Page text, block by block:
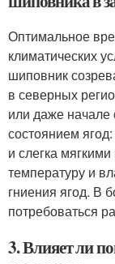
Оптимальное
климатических
шиповник
в северных
или даже начале
состоянием
и слегка
температуру и
гниения ягод. В
потребоваться
3. Влияет ли